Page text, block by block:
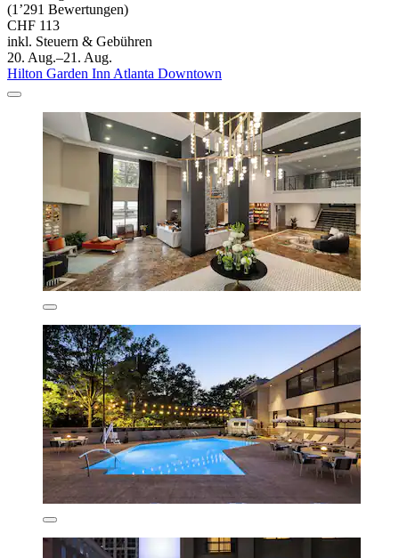
(1’291 Bewertungen)
CHF 113
inkl. Steuern & Gebühren
20. Aug.–21. Aug.
Hilton Garden Inn Atlanta Downtown